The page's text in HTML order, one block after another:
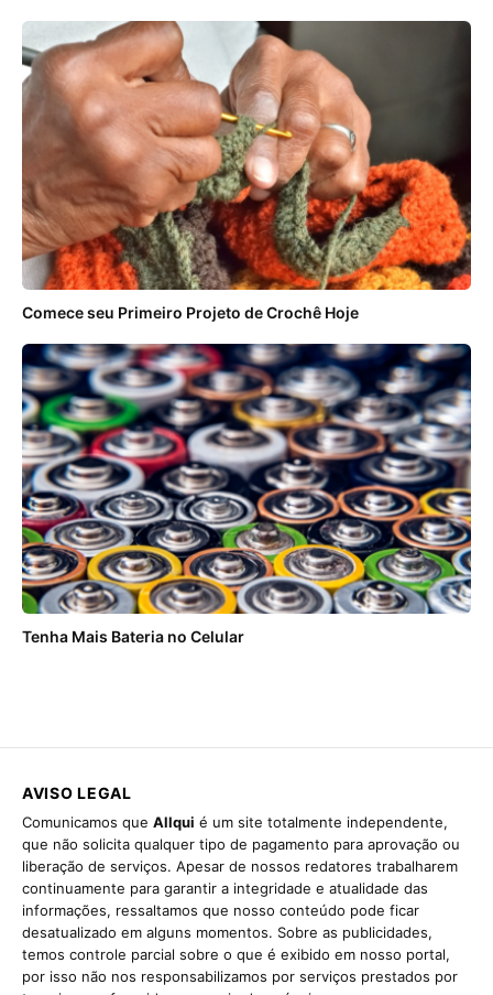
Comece seu Primeiro Projeto de Crochê Hoje
Tenha Mais Bateria no Celular
AVISO LEGAL
Comunicamos que Allqui é um site totalmente independente,
que não solicita qualquer tipo de pagamento para aprovação ou
liberação de serviços. Apesar de nossos redatores trabalharem
continuamente para garantir a integridade e atualidade das
informações, ressaltamos que nosso conteúdo pode ficar
desatualizado em alguns momentos. Sobre as publicidades,
temos controle parcial sobre o que é exibido em nosso portal,
por isso não nos responsabilizamos por serviços prestados por